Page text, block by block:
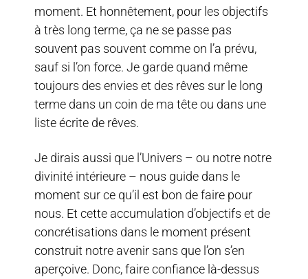
moment. Et honnêtement, pour les objectifs
à très long terme, ça ne se passe pas
souvent pas souvent comme on l’a prévu,
sauf si l’on force. Je garde quand même
toujours des envies et des rêves sur le long
terme dans un coin de ma tête ou dans une
liste écrite de rêves.
Je dirais aussi que l’Univers – ou notre notre
divinité intérieure – nous guide dans le
moment sur ce qu’il est bon de faire pour
nous. Et cette accumulation d’objectifs et de
concrétisations dans le moment présent
construit notre avenir sans que l’on s’en
aperçoive. Donc, faire confiance là-dessus